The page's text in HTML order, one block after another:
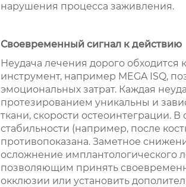
нарушения процесса заживления.
Своевременный сигнал к действию
Неудача лечения дорого обходится
инструмент, например MEGA ISQ,
эмоциональных затрат. Каждая
протезированием уникальны и
ткани, скорости остеоинтеграции.
стабильности (например, после
противопоказана. Заметное
осложнение имплантологического
позволяющим принять
окклюзии или установить